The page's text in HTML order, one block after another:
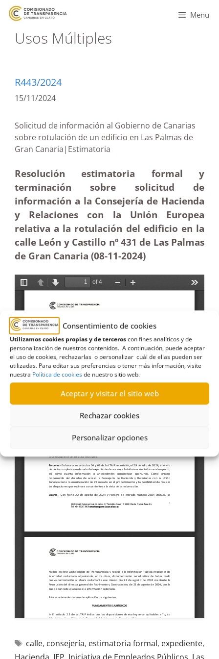
Consentimiento de cookies
Utilizamos cookies propias y de terceroscon fines analíticos y de
personalización de nuestros contenidos. A continuación, puede aceptar
el uso de cookies, rechazarlas o personalizar cuál de ellas pueden ser
utilizadas. Para editar sus preferencias o tener más información, visite
nuestra Política de cookiesde nuestro sitio web.
Aceptar y visitar el sitio web
Rechazar cookies
Personalizar opciones
Menu
Usos Múltiples
R443/2024
15/11/2024
Solicitud de información al Gobierno de Canarias
sobre rotulación de un edificio en Las Palmas de
Gran Canaria|Estimatoria
Resolución estimatoria formal y
terminación sobre solicitud de
información a la Consejería de Hacienda
y Relaciones con la Unión Europea
relativa a la rotulación del edificio en la
calle León y Castillo nº 431 de Las Palmas
de Gran Canaria (08-11-2024)
calle, consejería, estimatoria formal, expediente,